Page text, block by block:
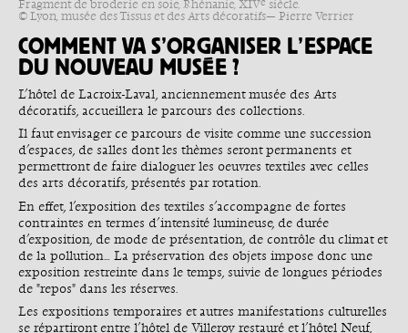
Fragment de broderie en soie, Rhénanie, XIVe siècle.
© Lyon, musée des Tissus et des Arts décoratifs— Pierre Verrier
COMMENT VA S’ORGANISER L’ESPACE
DU NOUVEAU MUSÉE ?
L’hôtel de Lacroix-Laval, anciennement musée des Arts
décoratifs, accueillera le parcours des collections.
Il faut envisager ce parcours de visite comme une succession
d’espaces, de salles dont les thèmes seront permanents et
permettront de faire dialoguer les oeuvres textiles avec celles
des arts décoratifs, présentés par rotation.
En effet, l’exposition des textiles s’accompagne de fortes
contraintes en termes d’intensité lumineuse, de durée
d’exposition, de mode de présentation, de contrôle du climat et
de la pollution… La préservation des objets impose donc une
exposition restreinte dans le temps, suivie de longues périodes
de "repos" dans les réserves.
Les expositions temporaires et autres manifestations culturelles
se répartiront entre l’hôtel de Villeroy restauré et l’hôtel Neuf,